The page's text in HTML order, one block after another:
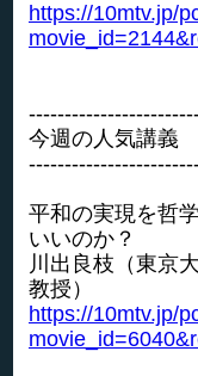
https://10mtv.jp/
今週の人気講義
平和の実現を哲
いいのか？
川出良枝（東京
教授）
https://10mtv.jp/